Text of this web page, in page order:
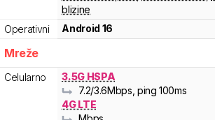
blizine
Operativni
Android 16
Mreže
Celularno
3.5G HSPA
7.2/3.6Mbps , ping 100ms
4G LTE